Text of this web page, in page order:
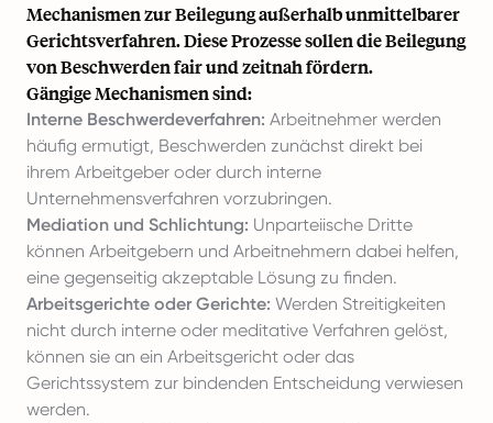
Mechanismen zur Beilegung außerhalb unmittelbarer
Gerichtsverfahren. Diese Prozesse sollen die Beilegung
von Beschwerden fair und zeitnah fördern.
Gängige Mechanismen sind:
Interne Beschwerdeverfahren: Arbeitnehmer werden
häufig ermutigt, Beschwerden zunächst direkt bei
ihrem Arbeitgeber oder durch interne
Unternehmensverfahren vorzubringen.
Mediation und Schlichtung: Unparteiische Dritte
können Arbeitgebern und Arbeitnehmern dabei helfen,
eine gegenseitig akzeptable Lösung zu finden.
Arbeitsgerichte oder Gerichte: Werden Streitigkeiten
nicht durch interne oder meditative Verfahren gelöst,
können sie an ein Arbeitsgericht oder das
Gerichtssystem zur bindenden Entscheidung verwiesen
werden.